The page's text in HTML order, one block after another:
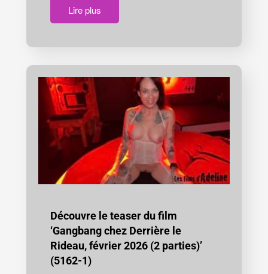
Lire plus
Découvre le teaser du film
‘Gangbang chez Derrière le
Rideau, février 2026 (2 parties)’
(5162-1)